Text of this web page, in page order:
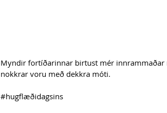
Myndir fortíðarinnar birtust mér innrammaðar
nokkrar voru með dekkra móti.
#hugflæðidagsins